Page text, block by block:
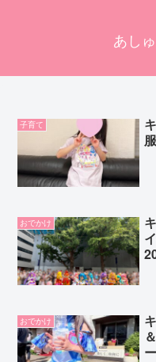
あし
子育て
おでかけ
おでかけ
ー